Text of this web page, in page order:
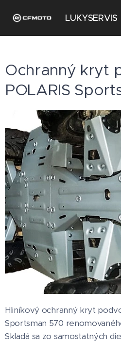
LUKYSERVIS
Ochranný kryt
POLARIS
Hliníkový ochranný kryt
Sportsman 570
Skladá sa zo samostatných